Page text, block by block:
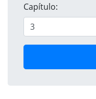
Capítulo: